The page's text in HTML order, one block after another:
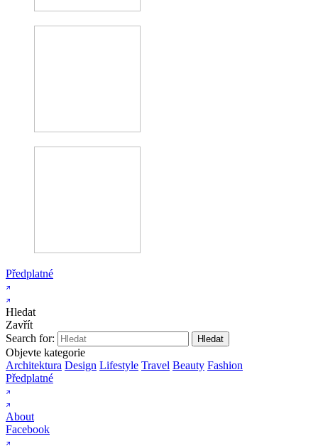
Předplatné
Hledat
Zavřít
Search for:
Objevte kategorie
Architektura Design Lifestyle Travel Beauty Fashion
Předplatné
About
Facebook